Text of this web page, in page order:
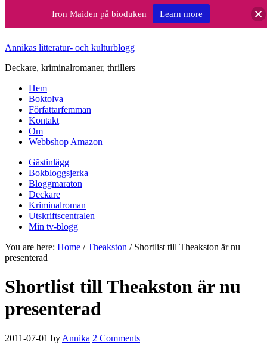
Annikas litteratur- och kulturblogg
Deckare, kriminalromaner, thrillers
Hem
Boktolva
Författarfemman
Kontakt
Om
Webbshop Amazon
Gästinlägg
Bokbloggsjerka
Bloggmaraton
Deckare
Kriminalroman
Utskriftscentralen
Min tv-blogg
You are here: Home / Theakston /Shortlist till Theakston är nu
presenterad
Shortlist till Theakston är nu
presenterad
2011-07-01 by Annika 2 Comments
Iron Maiden på bioduken Learn more